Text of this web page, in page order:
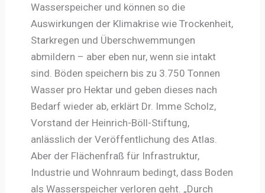
Wasserspeicher und können so die
Auswirkungen der Klimakrise wie Trockenheit,
Starkregen und Überschwemmungen
abmildern – aber eben nur, wenn sie intakt
sind. Böden speichern bis zu 3.750 Tonnen
Wasser pro Hektar und geben dieses nach
Bedarf wieder ab, erklärt Dr. Imme Scholz,
Vorstand der Heinrich-Böll-Stiftung,
anlässlich der Veröffentlichung des Atlas.
Aber der Flächenfraß für Infrastruktur,
Industrie und Wohnraum bedingt, dass Boden
als Wasserspeicher verloren geht. „Durch